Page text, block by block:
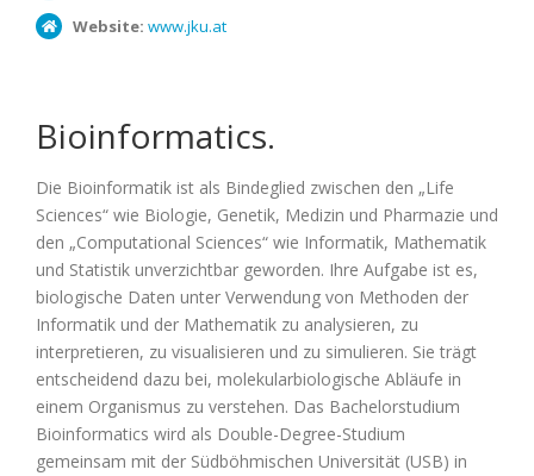
Website: www.jku.at
Bioinformatics.
Die Bioinformatik ist als Bindeglied zwischen den „Life
Sciences“ wie Biologie, Genetik, Medizin und Pharmazie und
den „Computational Sciences“ wie Informatik, Mathematik
und Statistik unverzichtbar geworden. Ihre Aufgabe ist es,
biologische Daten unter Verwendung von Methoden der
Informatik und der Mathematik zu analysieren, zu
interpretieren, zu visualisieren und zu simulieren. Sie trägt
entscheidend dazu bei, molekularbiologische Abläufe in
einem Organismus zu verstehen. Das Bachelorstudium
Bioinformatics wird als Double-Degree-Studium
gemeinsam mit der Südböhmischen Universität (USB) in